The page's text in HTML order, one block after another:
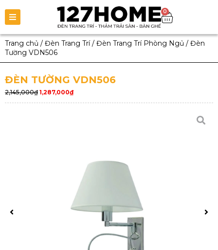
0
Trang chủ / Đèn Trang Trí/ Đèn Trang Trí Phòng Ngủ / Đèn
Tường VDN506
ĐÈN TƯỜNG VDN506
2,145,000₫ 1,287,000₫